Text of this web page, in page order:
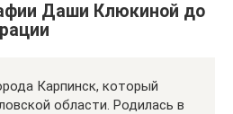
Даши Клюкиной до
Карпинск, который
области. Родилась в